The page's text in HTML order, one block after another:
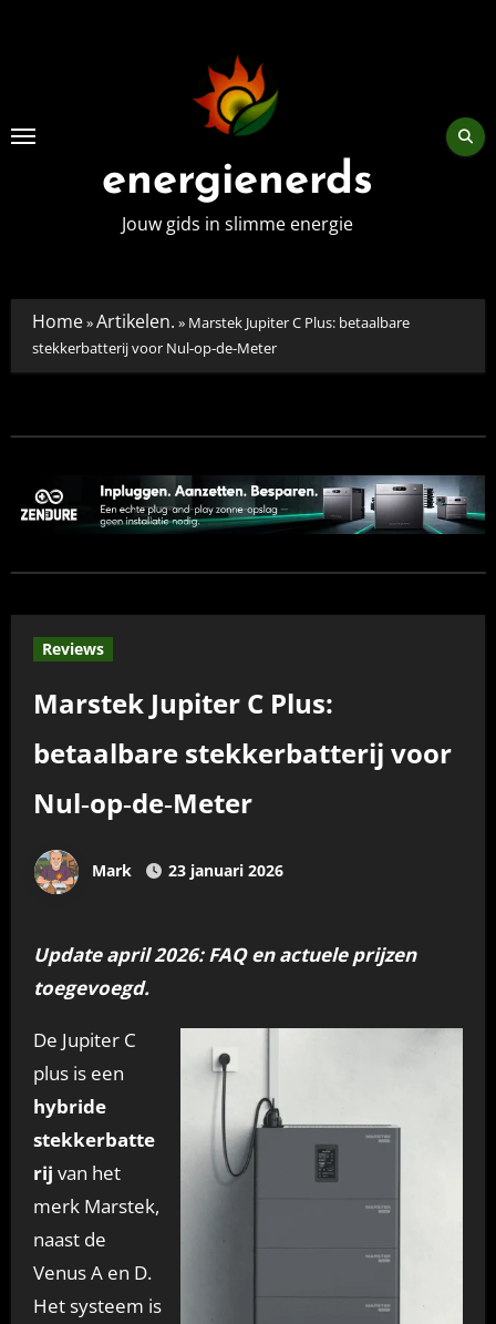
energienerds
Jouw gids in slimme energie
Home»Artikelen. » Marstek Jupiter C Plus: betaalbare
stekkerbatterij voor Nul‑op‑de‑Meter
Reviews
Marstek Jupiter C Plus:
betaalbare stekkerbatterij voor
Nul‑op‑de‑Meter
Mark 23 januari 2026
Update april 2026: FAQ en actuele prijzen
toegevoegd.
De Jupiter C
plus is een
hybride
stekkerbatte
rij van het
merk Marstek,
naast de
Venus A en D.
Het systeem is